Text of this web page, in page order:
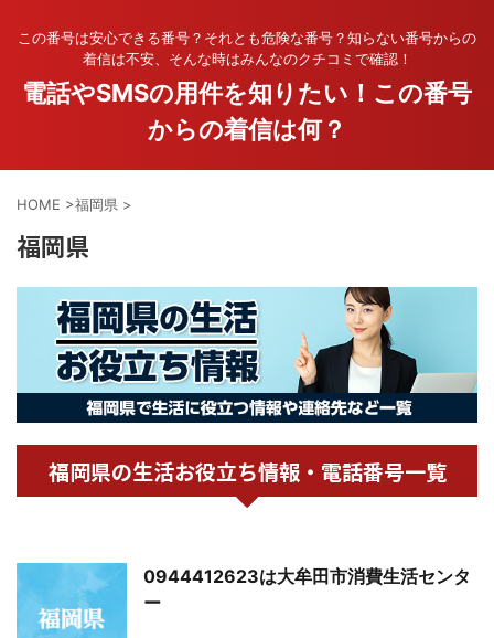
この番号は安心できる番号？それとも危険な番号？知らない番号からの
着信は不安、そんな時はみんなのクチコミで確認！
電話やSMSの用件を知りたい！この番号
からの着信は何？
HOME >福岡県 >
福岡県
福岡県の生活お役立ち情報・電話番号一覧
0944412623は大牟田市消費生活センタ
ー